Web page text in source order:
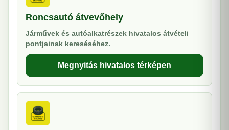
Roncsautó átvevőhely
Járművek és autóalkatrészek hivatalos átvételi
pontjainak kereséséhez.
Megnyitás hivatalos térképen